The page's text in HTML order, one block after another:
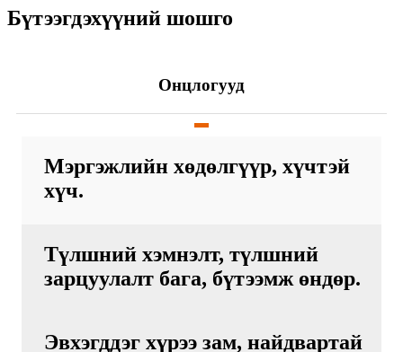
Бүтээгдэхүүний шошго
Онцлогууд
Мэргэжлийн хөдөлгүүр, хүчтэй
хүч.
Түлшний хэмнэлт, түлшний
зарцуулалт бага, бүтээмж өндөр.
Эвхэгддэг хүрээ зам, найдвартай